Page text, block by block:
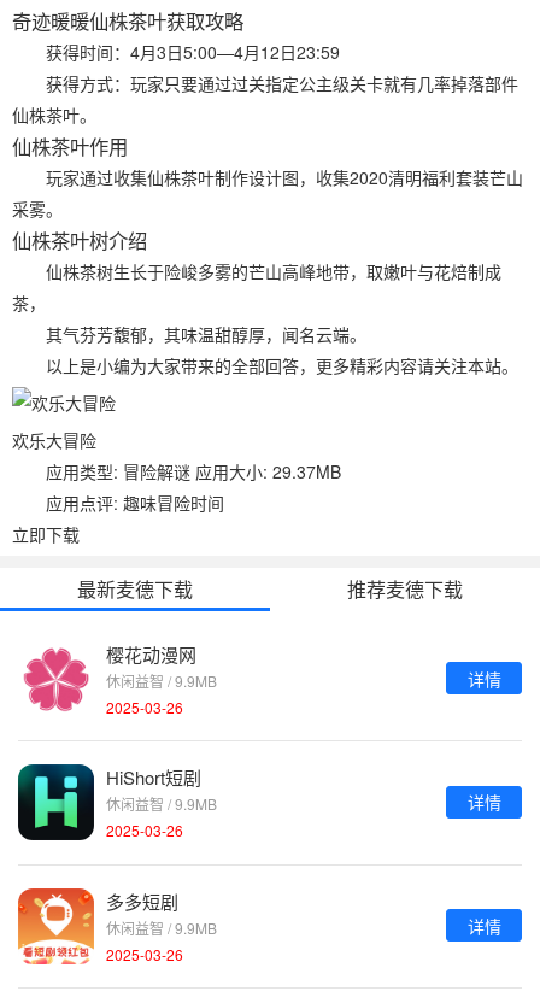
奇迹暖暖仙株茶叶获取攻略
获得时间：4月3日5:00—4月12日23:59
获得方式：玩家只要通过过关指定公主级关卡就有几率掉落部件
仙株茶叶。
仙株茶叶作用
玩家通过收集仙株茶叶制作设计图，收集2020清明福利套装芒山
采雾。
仙株茶叶树介绍
仙株茶树生长于险峻多雾的芒山高峰地带，取嫩叶与花焙制成
茶，
其气芬芳馥郁，其味温甜醇厚，闻名云端。
以上是小编为大家带来的全部回答，更多精彩内容请关注本站。
欢乐大冒险
应用类型: 冒险解谜 应用大小: 29.37MB
应用点评: 趣味冒险时间
立即下载
最新麦德下载 推荐麦德下载
樱花动漫网
休闲益智 / 9.9MB
2025-03-26
详情
HiShort短剧
休闲益智 / 9.9MB
2025-03-26
详情
多多短剧
休闲益智 / 9.9MB
2025-03-26
详情